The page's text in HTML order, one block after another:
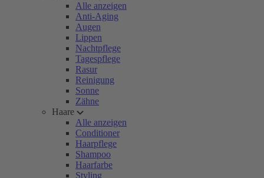
Alle anzeigen
Anti-Aging
Augen
Lippen
Nachtpflege
Tagespflege
Rasur
Reinigung
Sonne
Zähne
Haare
Alle anzeigen
Conditioner
Haarpflege
Shampoo
Haarfarbe
Styling